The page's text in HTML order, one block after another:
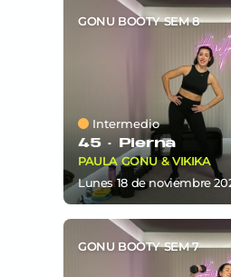
GONU BOOTY SEM 8
Intermedio
45 · Pierna
PAULA GONU & VIKIKA
lunes 18denoviembre
GONU BOOTY SEM 7